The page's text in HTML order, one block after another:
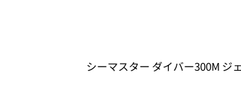
シーマスター ダイバー300M